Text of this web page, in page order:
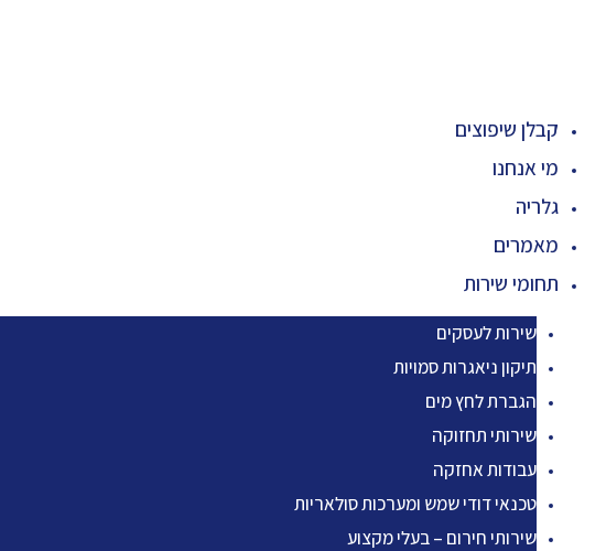
קבלן שיפוצים
מי אנחנו
גלריה
מאמרים
תחומי שירות
שירות לעסקים
תיקון ניאגרות סמויות
הגברת לחץ מים
שירותי תחזוקה
עבודות אחזקה
טכנאי דודי שמש ומערכות סולאריות
שירותי חירום – בעלי מקצוע